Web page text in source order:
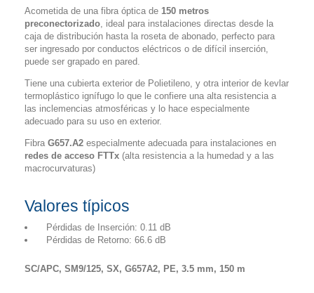
Acometida de una fibra óptica de 150 metros
preconectorizado , ideal para instalaciones directas desde la
caja de distribución hasta la roseta de abonado, perfecto para
ser ingresado por conductos eléctricos o de difícil inserción,
puede ser grapado en pared.
Tiene una cubierta exterior de Polietileno, y otra interior de kevlar
termoplástico ignífugo lo que le confiere una alta resistencia a
las inclemencias atmosféricas y lo hace especialmente
adecuado para su uso en exterior.
Fibra G657.A2 especialmente adecuada para instalaciones en
redes de acceso FTTx (alta resistencia a la humedad y a las
macrocurvaturas)
Valores típicos
Pérdidas de Inserción: 0.11 dB
Pérdidas de Retorno: 66.6 dB
SC/APC, SM9/125, SX, G657A2, PE, 3.5 mm, 150 m